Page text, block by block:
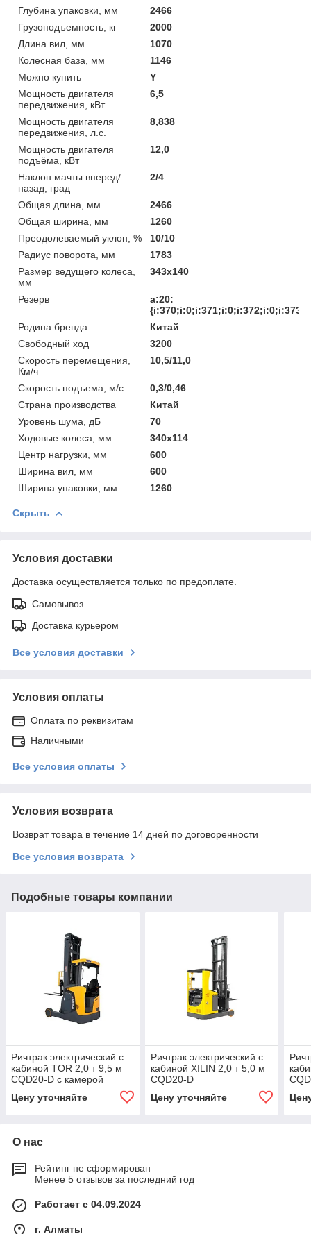
Глубина упаковки, мм
2466
Грузоподъемность, кг
2000
Длина вил, мм
1070
Колесная база, мм
1146
Можно купить
Y
Мощность двигателя
передвижения, кВт
6,5
Мощность двигателя
передвижения, л.с.
8,838
Мощность двигателя
подъёма, кВт
12,0
Наклон мачты вперед/
назад, град
2/4
Общая длина, мм
2466
Общая ширина, мм
1260
Преодолеваемый уклон, %
10/10
Радиус поворота, мм
1783
Размер ведущего колеса,
мм
343х140
Резерв
a:20:
Родина бренда
Китай
Свободный ход
3200
Скорость перемещения,
Км/ч
10,5/11,0
Скорость подъема, м/с
0,3/0,46
Страна производства
Китай
Уровень шума, дБ
70
Ходовые колеса, мм
340х114
Центр нагрузки, мм
600
Ширина вил, мм
600
Ширина упаковки, мм
1260
Скрыть
Условия доставки
Доставка осуществляется только по предоплате.
Самовывоз
Доставка курьером
Все условия доставки
Условия оплаты
Оплата по реквизитам
Наличными
Все условия оплаты
Условия возврата
Возврат товара в течение 14 дней по договоренности
Все условия возврата
Подобные товары компании
Ричтрак электрический с
кабиной TOR 2,0 т 9,5 м
CQD20-D с камерой
Цену уточняйте
Ричтрак электрический с
кабиной XILIN 2,0 т 5,0 м
CQD20-D
Цену уточняйте
О нас
Рейтинг не сформирован
Менее 5 отзывов за последний год
Работает с 04.09.2024
г. Алматы